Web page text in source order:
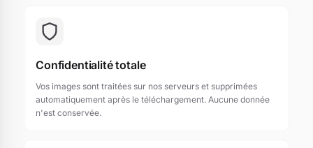
Confidentialité totale
Vos images sont traitées sur nos serveurs et supprimées
automatiquement après le téléchargement. Aucune donnée
n'est conservée.